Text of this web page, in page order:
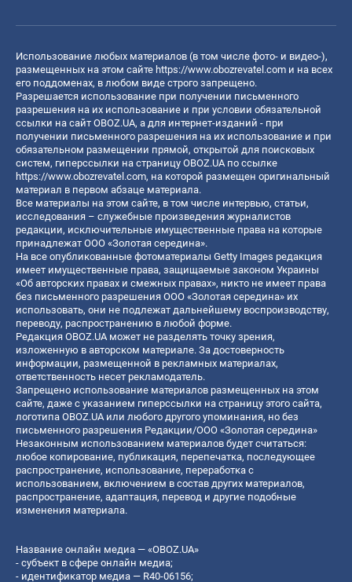
Использование любых материалов (в том числе фото- и видео-),
размещенных на этом сайте https://www.obozrevatel.com и на всех
его поддоменах, в любом виде строго запрещено.
Разрешается использование при получении письменного
разрешения на их использование и при условии обязательной
ссылки на сайт OBOZ.UA, а для интернет-изданий - при
получении письменного разрешения на их использование и при
обязательном размещении прямой, открытой для поисковых
систем, гиперссылки на страницу OBOZ.UA по ссылке
https://www.obozrevatel.com, на которой размещен оригинальный
материал в первом абзаце материала.
Все материалы на этом сайте, в том числе интервью, статьи,
исследования – служебные произведения журналистов
редакции, исключительные имущественные права на которые
принадлежат ООО «Золотая середина».
На все опубликованные фотоматериалы Getty Images редакция
имеет имущественные права, защищаемые законом Украины
«Об авторских правах и смежных правах», никто не имеет права
без письменного разрешения ООО «Золотая середина» их
использовать, они не подлежат дальнейшему воспроизводству,
переводу, распространению в любой форме.
Редакция OBOZ.UA может не разделять точку зрения,
изложенную в авторском материале. За достоверность
информации, размещенной в рекламных материалах,
ответственность несет рекламодатель.
Запрещено использование материалов размещенных на этом
сайте, даже с указанием гиперссылки на страницу этого сайта,
логотипа OBOZ.UA или любого другого упоминания, но без
письменного разрешения Редакции/ООО «Золотая середина»
Незаконным использованием материалов будет считаться:
любое копирование, публикация, перепечатка, последующее
распространение, использование, переработка с
использованием, включением в состав других материалов,
распространение, адаптация, перевод и другие подобные
изменения материала.
Название онлайн медиа — «OBOZ.UA»
- субъект в сфере онлайн медиа;
- идентификатор медиа — R40-06156;